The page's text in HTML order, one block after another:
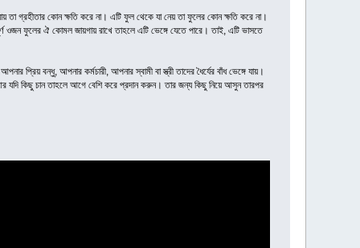
তা গ্রহীতার কোন ক্ষতি করে না। এটি ফুল থেকে যা নেয় তা ফুলের কোন ক্ষতি করে না।
ফুলের ঐ কোমল জায়গায় রাখে তাহলে এটি ভেঙ্গে যেতে পারে। তাই, এটি ভাসতে
বন্ধু, আপনার কর্মচারী, আপনার স্বামী বা স্ত্রী তাদের ধৈর্যের বাঁধ ভেঙ্গে যায়।
কিছু চান তাহলে আগে বেশি করে প্রদান করুন। তার জন্য কিছু নিয়ে আসুন তারপর